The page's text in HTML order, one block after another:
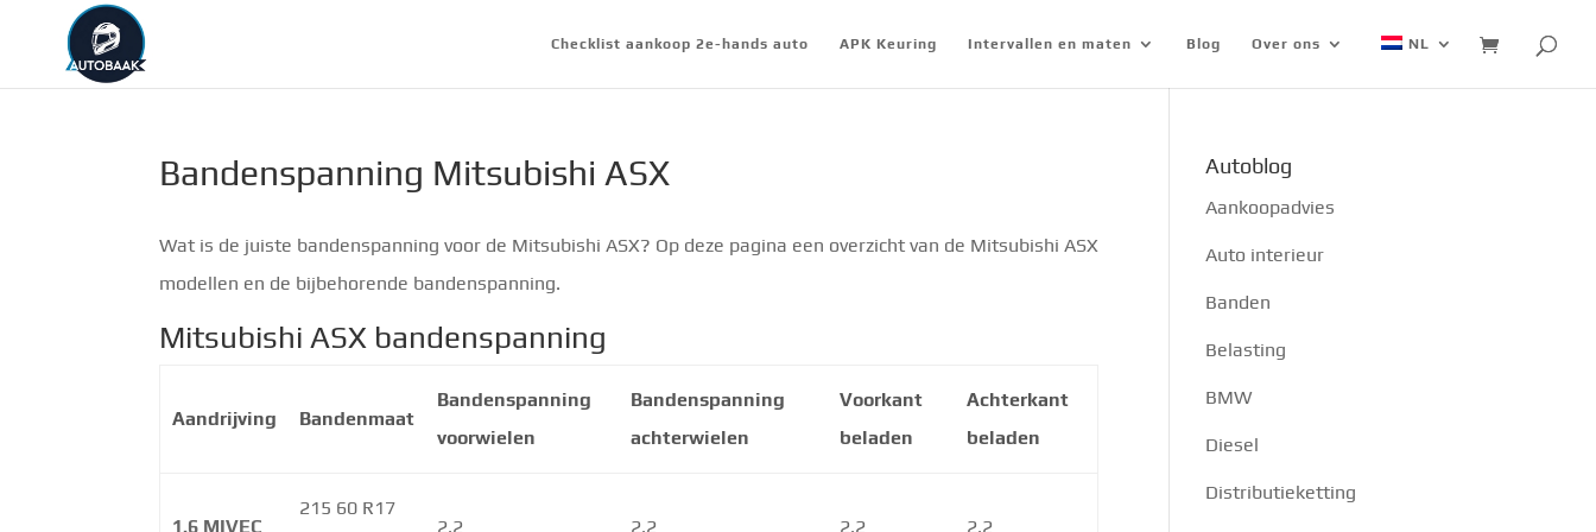
Checklist aankoop 2e-hands auto APK Keuring Intervallen en maten Blog Over ons NL
Bandenspanning Mitsubishi ASX
Wat is de juiste bandenspanning voor de Mitsubishi ASX? Op deze pagina een overzicht van de Mitsubishi ASX
modellen en de bijbehorende bandenspanning.
Mitsubishi ASX bandenspanning
Aandrijving Bandenmaat
Bandenspanning
voorwielen
Bandenspanning
achterwielen
Voorkant
beladen
Achterkant
beladen
1.6 MIVEC
215 60 R17
2.2 2.2 2.2 2.2
Autoblog
Aankoopadvies
Auto interieur
Banden
Belasting
BMW
Diesel
Distributieketting